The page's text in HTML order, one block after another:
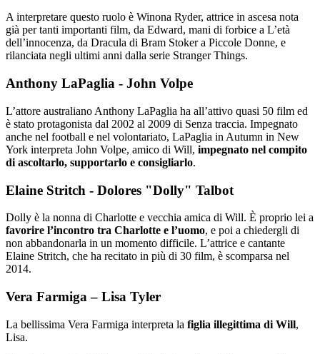
A interpretare questo ruolo è Winona Ryder, attrice in ascesa nota
già per tanti importanti film, da Edward, mani di forbice a L’età
dell’innocenza, da Dracula di Bram Stoker a Piccole Donne, e
rilanciata negli ultimi anni dalla serie Stranger Things.
Anthony LaPaglia - John Volpe
L’attore australiano Anthony LaPaglia ha all’attivo quasi 50 film ed
è stato protagonista dal 2002 al 2009 di Senza traccia. Impegnato
anche nel football e nel volontariato, LaPaglia in Autumn in New
York interpreta John Volpe, amico di Will, impegnato nel compito
di ascoltarlo, supportarlo e consigliarlo.
Elaine Stritch - Dolores "Dolly" Talbot
Dolly è la nonna di Charlotte e vecchia amica di Will. È proprio lei a
favorire l’incontro tra Charlotte e l’uomo, e poi a chiedergli di
non abbandonarla in un momento difficile. L’attrice e cantante
Elaine Stritch, che ha recitato in più di 30 film, è scomparsa nel
2014.
Vera Farmiga – Lisa Tyler
La bellissima Vera Farmiga interpreta la figlia illegittima di Will,
Lisa.